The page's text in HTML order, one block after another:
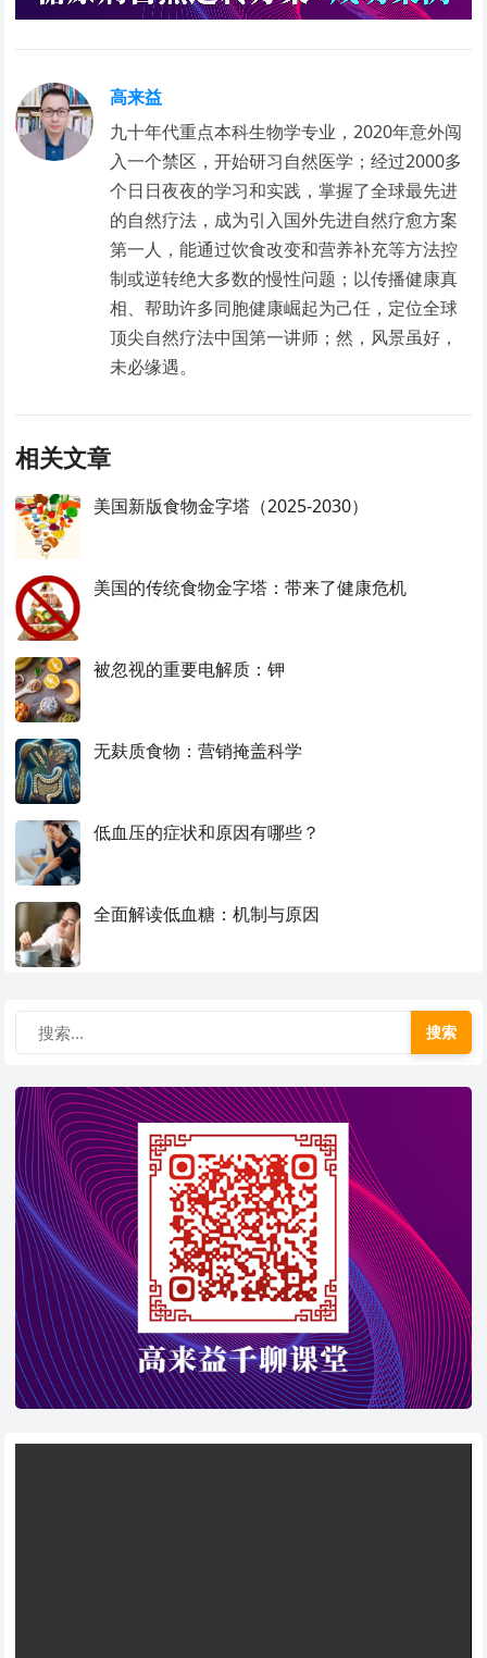
高来益
九十年代重点本科生物学专业，2020年意外闯
入一个禁区，开始研习自然医学；经过2000多
个日日夜夜的学习和实践，掌握了全球最先进
的自然疗法，成为引入国外先进自然疗愈方案
第一人，能通过饮食改变和营养补充等方法控
制或逆转绝大多数的慢性问题；以传播健康真
相、帮助许多同胞健康崛起为己任，定位全球
顶尖自然疗法中国第一讲师；然，风景虽好，
未必缘遇。
相关文章
美国新版食物金字塔（2025-2030）
美国的传统食物金字塔：带来了健康危机
被忽视的重要电解质：钾
无麸质食物：营销掩盖科学
低血压的症状和原因有哪些？
全面解读低血糖：机制与原因
搜索